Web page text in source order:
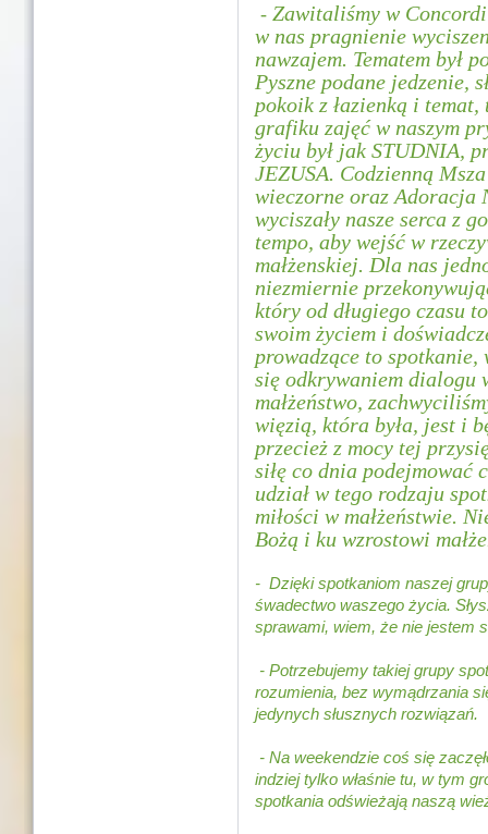
- Zawitaliśmy w
w nas pragnienie
nawzajem. Tematem był
Pyszne podane jedzenie,
pokoik z łazienką i
grafiku zajęć w naszym
życiu był jak STUDNIA,
JEZUSA. Codzienną
wieczorne oraz Adoracja
wyciszały nasze serca z
tempo, aby wejść w
małżenskiej. Dla nas
niezmiernie
który od długiego czasu
swoim życiem i
prowadzące to spotkanie,
się odkrywaniem dialogu
małżeństwo,
więzią, która była, jest i
przecież z mocy tej
siłę co dnia podejmować
udział w tego rodzaju
miłości w małżeństwie.
Bożą i ku wzrostowi
- Dzięki spotkaniom naszej
śwadectwo waszego życia.
sprawami, wiem, że nie jestem
- Potrzebujemy takiej grupy
rozumienia, bez wymądrzania
jedynych słusznych rozwiązań.
- Na weekendzie coś się
indziej tylko właśnie tu, w tym
spotkania odświeżają naszą